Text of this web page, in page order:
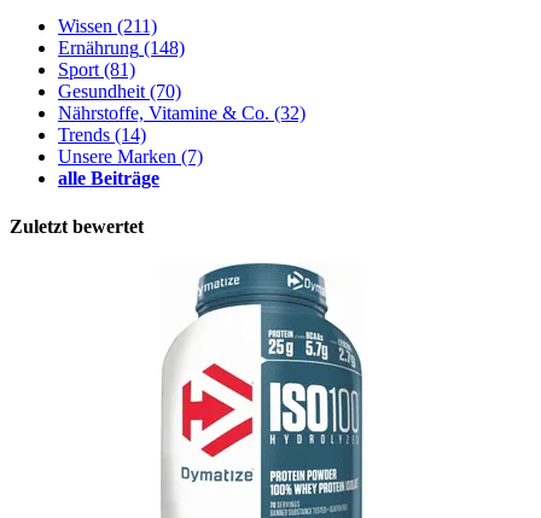
Wissen (211)
Ernährung (148)
Sport(81)
Gesundheit(70)
Nährstoffe, Vitamine & Co. (32)
Trends (14)
Unsere Marken (7)
alle Beiträge
Zuletzt bewertet